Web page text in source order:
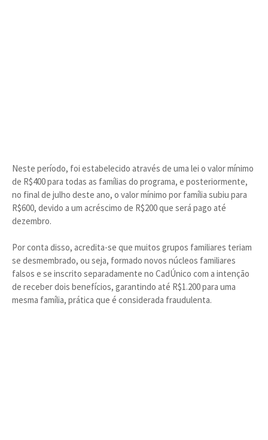
Neste período, foi estabelecido através de uma lei o valor mínimo
de R$400 para todas as famílias do programa, e posteriormente,
no final de julho deste ano, o valor mínimo por família subiu para
R$600, devido a um acréscimo de R$200 que será pago até
dezembro.
Por conta disso, acredita-se que muitos grupos familiares teriam
se desmembrado, ou seja, formado novos núcleos familiares
falsos e se inscrito separadamente no CadÚnico com a intenção
de receber dois benefícios, garantindo até R$1.200 para uma
mesma família, prática que é considerada fraudulenta.